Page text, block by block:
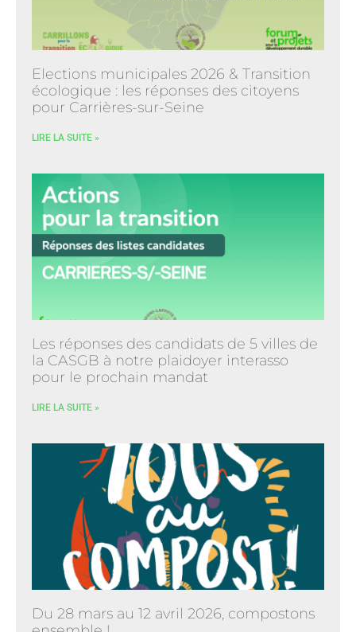
Elections municipales 2026 & Transition
écologique : les réponses des citoyens
pour Carrières-sur-Seine
LIRE LA SUITE »
Les réponses des candidats de 5 villes de
la CASGB à notre plaidoyer interasso
pour le prochain mandat
LIRE LA SUITE »
Du 28 mars au 12 avril 2026, compostons